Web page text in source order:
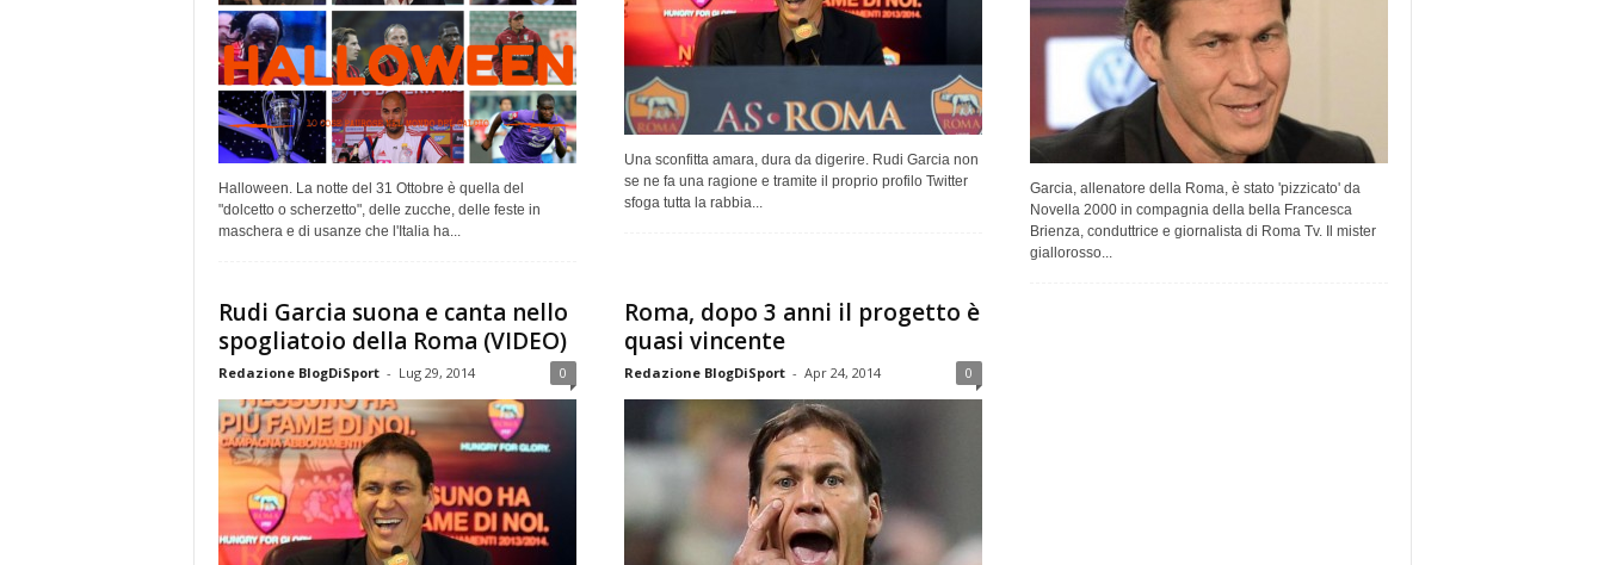
Halloween. La notte del 31 Ottobre è quella del
"dolcetto o scherzetto", delle zucche, delle feste in
maschera e di usanze che l'Italia ha...
Una sconfitta amara, dura da digerire. Rudi Garcia non
se ne fa una ragione e tramite il proprio profilo Twitter
sfoga tutta la rabbia...
Garcia, allenatore della Roma, è stato 'pizzicato' da
Novella 2000 in compagnia della bella Francesca
Brienza, conduttrice e giornalista di Roma Tv. Il mister
giallorosso...
Rudi Garcia suona e canta nello
spogliatoio della Roma (VIDEO)
Redazione BlogDiSport - Lug 29, 2014 0
Roma, dopo 3 anni il progetto è
quasi vincente
Redazione BlogDiSport - Apr 24, 2014 0